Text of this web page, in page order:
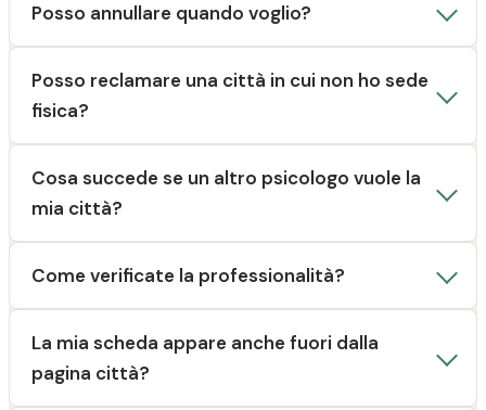
Posso annullare quando voglio?
Posso reclamare una città in cui non ho sede
fisica?
Cosa succede se un altro psicologo vuole la
mia città?
Come verificate la professionalità?
La mia scheda appare anche fuori dalla
pagina città?